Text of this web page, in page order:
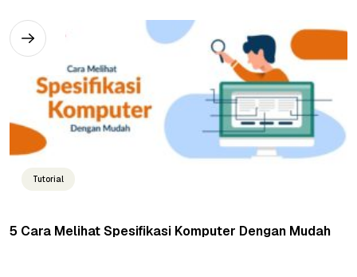
Tutorial
5 Cara Melihat Spesifikasi Komputer Dengan Mudah